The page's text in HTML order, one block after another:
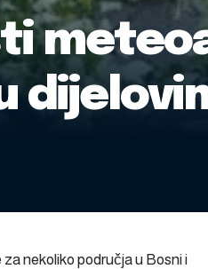
nekoliko područja u Bosni i